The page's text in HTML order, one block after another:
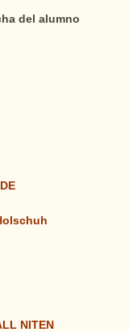
del alumno
NITEN